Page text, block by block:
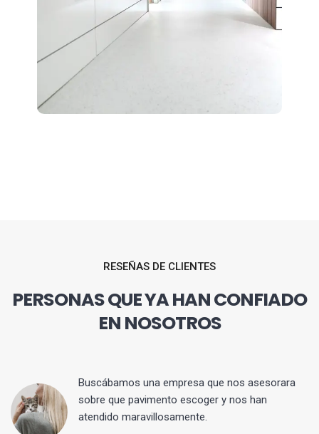
RESEÑAS DE CLIENTES
PERSONAS QUE YA HAN CONFIADO
EN NOSOTROS
Buscábamos una empresa que nos asesorara
sobre que pavimento escoger y nos han
atendido maravillosamente.